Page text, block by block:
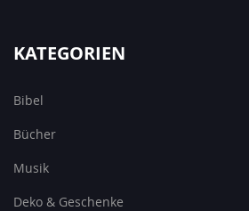
KATEGORIEN
Bibel
Bücher
Musik
Deko & Geschenke